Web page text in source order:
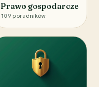
Prawo gospodarcze
109 poradników